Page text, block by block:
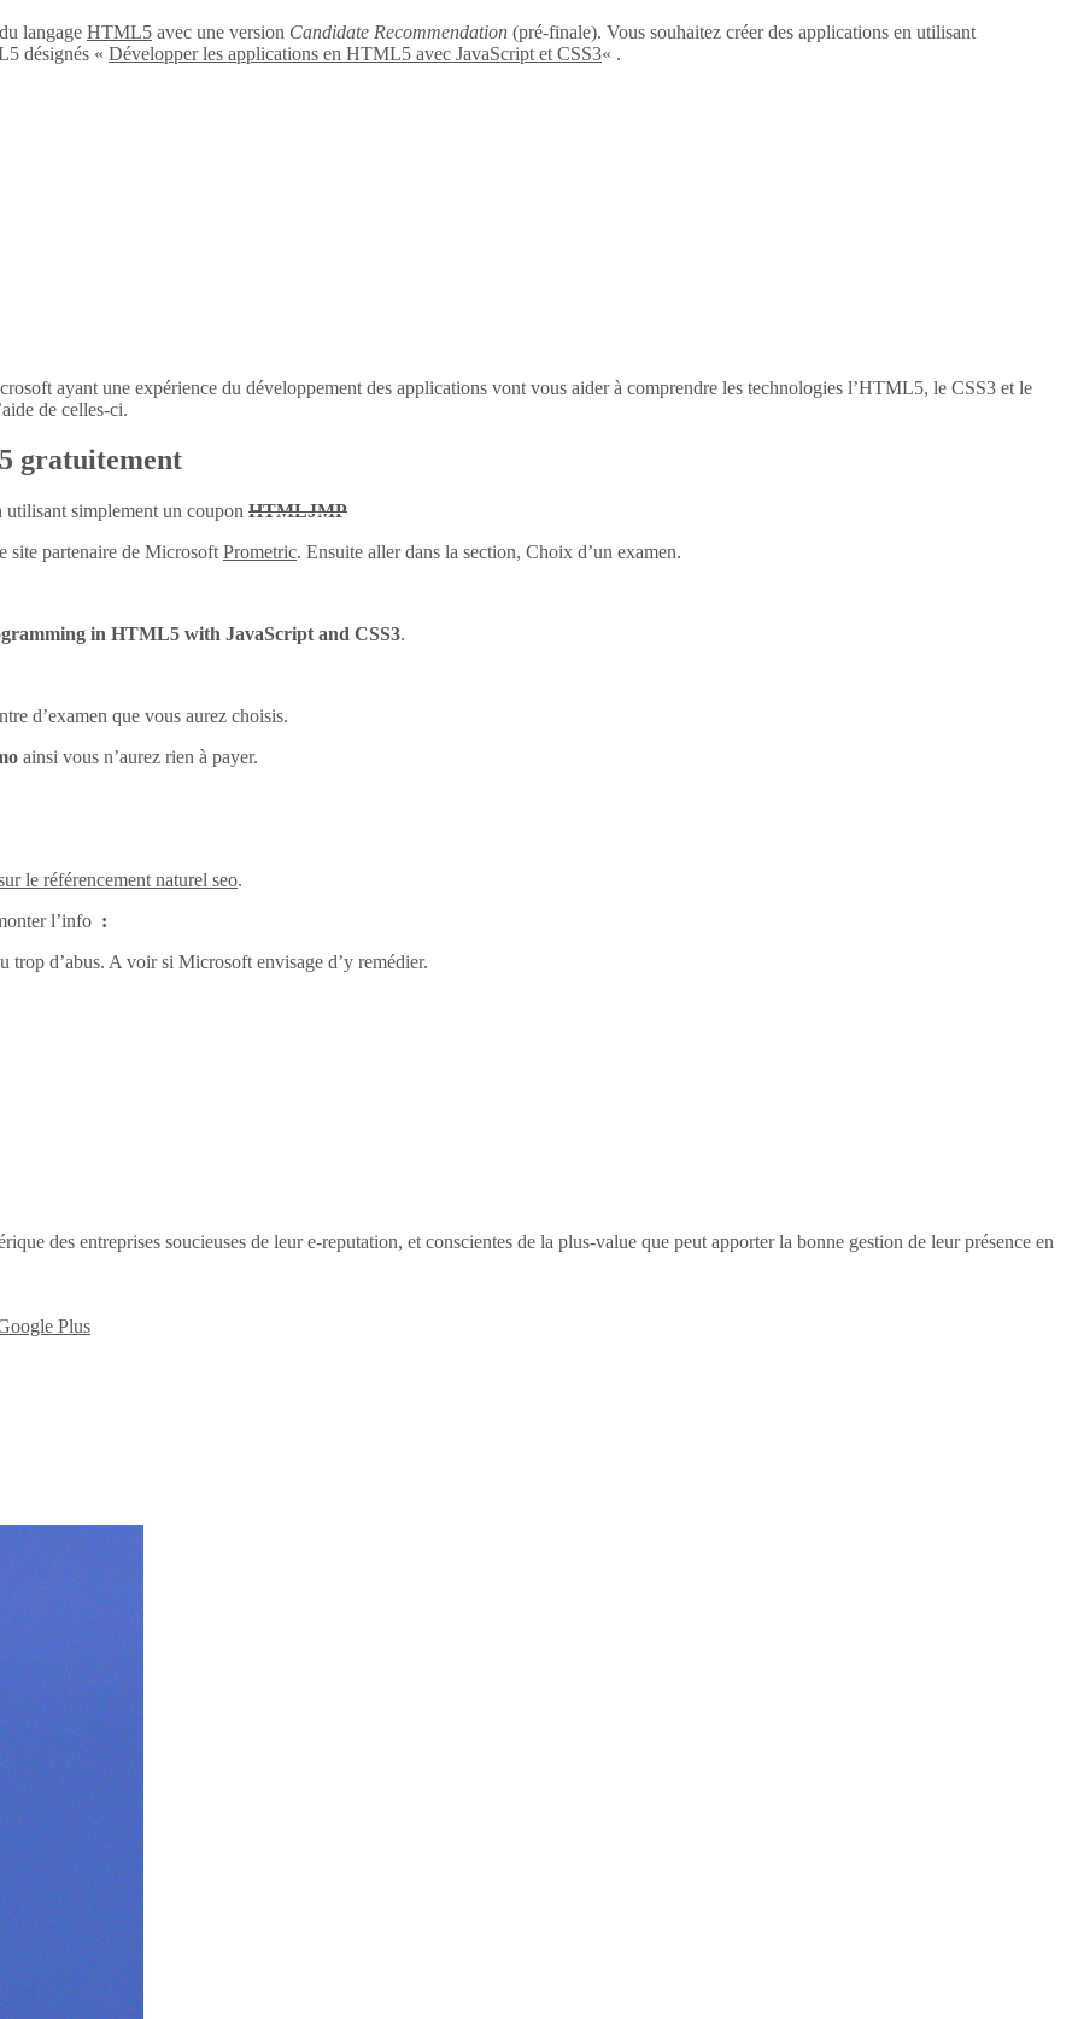
langage HTML5 avec une version Candidate Recommendation (pré-finale). Vous souhaitez créer des applications en utilisant
désignés « Développer les applications en HTML5 avec JavaScript et CSS3« .
ayant une expérience du développement des applications vont vous aider à comprendre les technologies l’HTML5, le CSS3 et le
de celles-ci.
gratuitement
utilisant simplement un coupon HTMLJMP
site partenaire de Microsoft Prometric. Ensuite aller dans la section, Choix d’un examen.
in HTML5 with JavaScript and CSS3.
d’examen que vous aurez choisis.
ainsi vous n’aurez rien à payer.
le référencement naturel seo.
l’info :
trop d’abus. A voir si Microsoft envisage d’y remédier.
des entreprises soucieuses de leur e-reputation, et conscientes de la plus-value que peut apporter la bonne gestion de leur présence en